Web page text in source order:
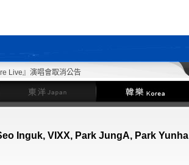
』演唱會取消公告
東洋 韓樂
Inguk, VIXX, Park JungA, Park Yunha